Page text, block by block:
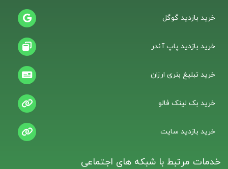
خرید بازدید گوگل
خرید بازدید پاپ آندر
خرید تبلیغ بنری ارزان
خرید بک لینک فالو
خرید بازدید سایت
خدمات مرتبط با شبکه های اجتماعی